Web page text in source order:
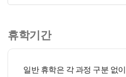
휴학기간
일반 휴학은 각 과정 구분 없